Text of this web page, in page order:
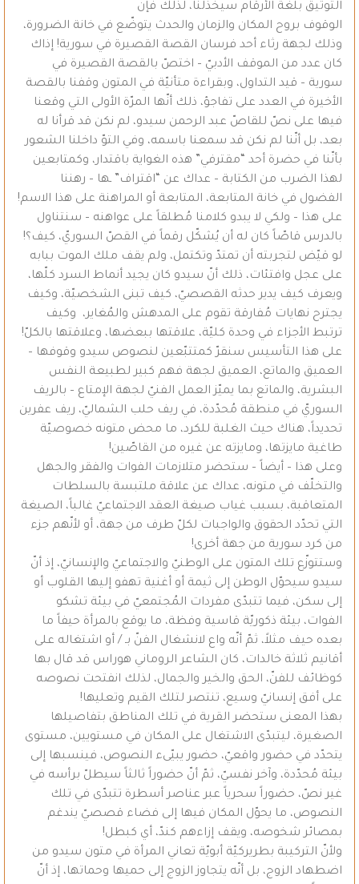
التوثيق بلغة الأرقام سيخذلنا، لذلك فإنّ
الوقوف بروح المكان والزمان والحدث يتوضّع في خانة الضرورة،
وذلك لجهة رثاء أحد فرسان القصة القصيرة في سورية! إذاك
كان عدد من الموقف الأدبيّ – اختصّ بالقصة القصيرة في
سورية – قيد التداول، وبقراءة متأنيّة في المتون وقفنا بالقصة
الأخيرة في العدد على تفاجؤ، ذلك أنّها المرّة الأولى التي وقعنا
فيها على نصّ للقاصّ عبد الرحمن سيدو، لم نكن قد قرأنا له
بعد، بل أنّنا لم نكن قد سمعنا باسمه، وفي التوّ داخلنا الشعور
بأنّنا في حضرة أحد “مقترفي” هذه الغواية باقتدار، وكمتابعين
لهذا الضرب من الكتابة – عداك عن “اقتراف” ـها – رهننا
الفضول في خانة المتابعة، المتابعة أو المراهنة على هذا الاسم!
على هذا – ولكي لا يبدو كلامنا مُطلقاً على عواهنه – سنتناول
بالدرس قاصّاً كان له أن يُشكّل رقماً في القصّ السوريّ، كيف؟!
لو قيّض لتجربته أن تمتدّ وتكتمل، ولم يقف ملك الموت ببابه
على عجل وافتئات، ذلك أنّ سيدو كان يجيد أنماط السرد كلّها،
ويعرف كيف يدير حدثه القصصيّ، كيف تبنى الشخصيّة، وكيف
يجترح نهايات مُفارقة تقوم على المدهش والمُغاير، وكيف
ترتبط الأجزاء في وحدة كليّة، علاقتها ببعضها، وعلاقتها بالكلّ!
على هذا التأسيس سنقرّ كمتتبّعين لنصوص سيدو وقوفها –
العميق والماتع، العميق لجهة فهم كبير لطبيعة النفس
البشرية، والماتع بما يميّز العمل الفنيّ لجهة الإمتاع – بالريف
السوريّ في منطقة مُحدّدة، في ريف حلب الشماليّ، ريف عفرين
تحديداً، هناك حيث الغلبة للكرد، ما محض متونه خصوصيّة
طاغية مايزتها، ومايزته عن غيره من القاصّين!
وعلى هذا – أيضاً – ستحضر متلازمات الفوات والفقر والجهل
والتخلّف في متونه، عداك عن علاقة ملتبسة بالسلطات
المتعاقبة، بسبب غياب صيغة العقد الاجتماعيّ غالباً، الصيغة
التي تحدّد الحقوق والواجبات لكلّ طرف من جهة، أو لأنّهم جزء
من كرد سورية من جهة أخرى!
وستتوزّع تلك المتون على الوطنيّ والاجتماعيّ والإنسانيّ، إذ أنّ
سيدو سيحوّل الوطن إلى ثيمة أو أغنية تهفو إليها القلوب أو
إلى سكن، فيما تتبدّى مفردات المُجتمعيّ في بيئة تشكو
الفوات، بيئة ذكوريّة قاسية وفظة، ما يوقع بالمرأة حيفاً ما
بعده حيف مثلاً، ثمّ أنّه واع لانشغال الفنّ بـ / أو اشتغاله على
أقانيم ثلاثة خالدات، كان الشاعر الروماني هوراس قد قال بها
كوظائف للفنّ، الحق والخير والجمال، لذلك انفتحت نصوصه
على أفق إنسانيّ وسيع، تنتصر لتلك القيم وتعليها!
بهذا المعنى ستحضر القرية في تلك المناطق بتفاصيلها
الصغيرة، ليتبدّى الاشتغال على المكان في مستويين، مستوى
يتحدّد في حضور واقعيّ، حضور يبيّىء النصوص، فينسبها إلى
بيئة مُحدّدة، وآخر نفسيّ، ثمّ أنّ حضوراً ثالثاً سيطلّ برأسه في
غير نصّ، حضوراً سحرياً عبر عناصر أسطرة تتبدّى في تلك
النصوص، ما يحوّل المكان فيها إلى فضاء قصصيّ يندغم
بمصائر شخوصه، ويقف إزاءهم كندّ، أي كبطل!
ولأنّ التركيبة بطريركيّة أبويّة تعاني المرأة في متون سيدو من
اضطهاد الزوج، بل أنّه يتجاوز الزوج إلى حميها وحماتها، إذ أنّ